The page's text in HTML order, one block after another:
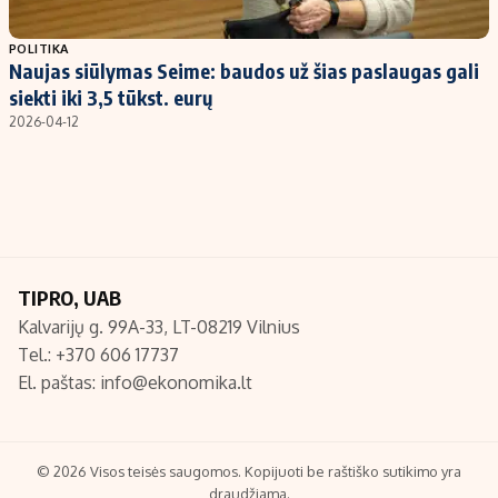
Populiarios temos
Investavimas
Akcijų rinka
Titulinis
Nedarbo išmokos skaičiuoklė
Redakcija
Turinio žymėjimo taisyklės
POLITIKA
Naujas siūlymas Seime: baudos už šias paslaugas gali
siekti iki 3,5 tūkst. eurų
2026-04-12
TIPRO, UAB
Kalvarijų g. 99A-33, LT-08219 Vilnius
Tel.: +370 606 17737
El. paštas: info@ekonomika.lt
© 2026 Visos teisės saugomos. Kopijuoti be raštiško sutikimo yra
draudžiama.